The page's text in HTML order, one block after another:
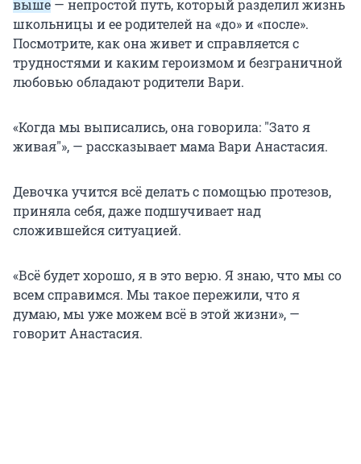
выше — непростой путь, который разделил жизнь
школьницы и ее родителей на «до» и «после».
Посмотрите, как она живет и справляется с
трудностями и каким героизмом и безграничной
любовью обладают родители Вари.
«Когда мы выписались, она говорила: "Зато я
живая"», — рассказывает мама Вари Анастасия.
Девочка учится всё делать с помощью протезов,
приняла себя, даже подшучивает над
сложившейся ситуацией.
«Всё будет хорошо, я в это верю. Я знаю, что мы со
всем справимся. Мы такое пережили, что я
думаю, мы уже можем всё в этой жизни», —
говорит Анастасия.